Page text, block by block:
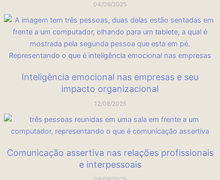
04/09/2025
Inteligência emocional nas empresas e seu
impacto organizacional
12/08/2025
Comunicação assertiva nas relações profissionais
e interpessoais